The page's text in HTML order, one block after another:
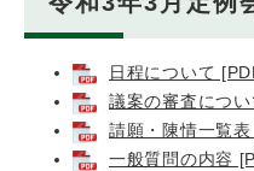
日程について
議案の審査につ
請願・陳情一覧
一般質問の内容